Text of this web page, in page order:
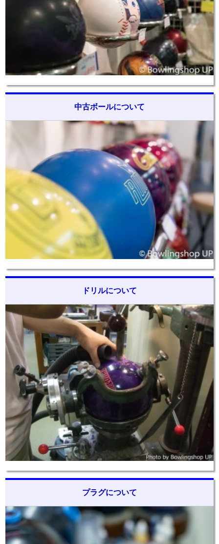
中古ボールについて
ドリルについて
プラグについて